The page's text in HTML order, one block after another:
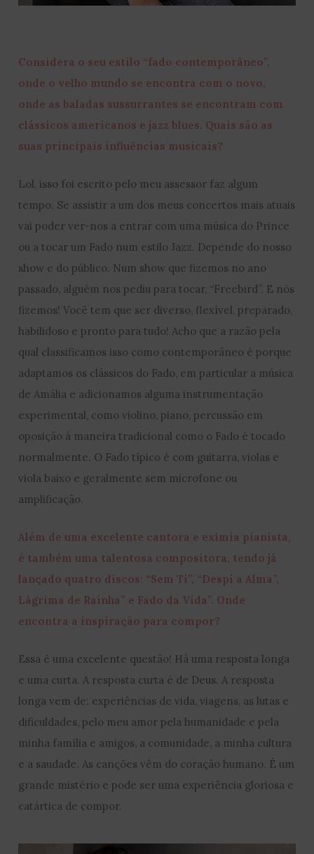
Considera o seu estilo “fado contemporâneo”,
onde o velho mundo se encontra com o novo,
onde as baladas sussurrantes se encontram com
clássicos americanos e jazz blues. Quais são as
suas principais influências musicais?
Lol, isso foi escrito pelo meu assessor faz algum
tempo. Se assistir a um dos meus concertos mais atuais
vai poder ver-nos a entrar com uma música do Prince
ou a tocar um Fado num estilo Jazz. Depende do nosso
show e do público. Num show que fizemos no ano
passado, alguém nos pediu para tocar, “Freebird”. E nós
fizemos! Você tem que ser diverso, flexível, preparado,
habilidoso e pronto para tudo! Acho que a razão pela
qual classificamos isso como contemporâneo é porque
adaptamos os clássicos do Fado, em particular a música
de Amália e adicionamos alguma instrumentação
experimental, como violino, piano, percussão em
oposição à maneira tradicional como o Fado é tocado
normalmente. O Fado típico é com guitarra, violas e
viola baixo e geralmente sem microfone ou
amplificação.
Além de uma excelente cantora e exímia pianista,
é também uma talentosa compositora, tendo já
lançado quatro discos: “Sem Ti”, “Despi a Alma”,
Lágrima de Rainha” e Fado da Vida”. Onde
encontra a inspiração para compor?
Essa é uma excelente questão! Há uma resposta longa
e uma curta. A resposta curta é de Deus. A resposta
longa vem de: experiências de vida, viagens, as lutas e
dificuldades, pelo meu amor pela humanidade e pela
minha família e amigos, a comunidade, a minha cultura
e a saudade. As canções vêm do coração humano. É um
grande mistério e pode ser uma experiência gloriosa e
catártica de compor.